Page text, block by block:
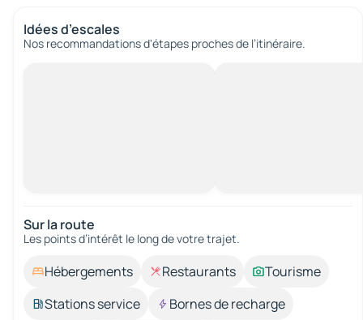
Idées d’escales
Nos recommandations d'étapes proches de l’itinéraire.
Sur la route
Les points d’intérêt le long de votre trajet.
Hébergements Restaurants
Tourisme
Stations service
Bornes de recharge